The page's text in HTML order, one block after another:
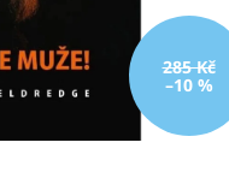
285 Kč
–10 %